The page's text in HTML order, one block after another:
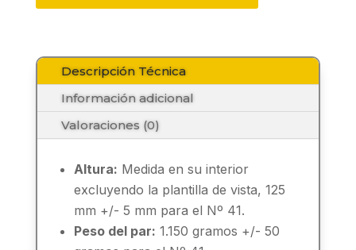
Descripción Técnica
Información adicional
Valoraciones (0)
Altura: Medida en su interior
excluyendo la plantilla de vista, 125
mm +/- 5 mm para el Nº 41.
Peso del par: 1.150 gramos +/- 50